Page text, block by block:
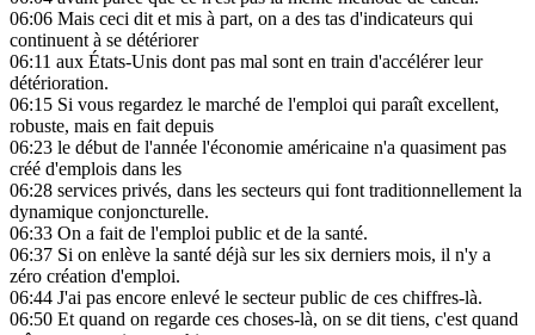
06:06 Mais ceci dit et mis à part, on a des tas d'indicateurs qui
continuent à se détériorer
06:11 aux États-Unis dont pas mal sont en train d'accélérer leur
détérioration.
06:15 Si vous regardez le marché de l'emploi qui paraît excellent,
robuste, mais en fait depuis
06:23 le début de l'année l'économie américaine n'a quasiment pas
créé d'emplois dans les
06:28 services privés, dans les secteurs qui font traditionnellement la
dynamique conjoncturelle.
06:33 On a fait de l'emploi public et de la santé.
06:37 Si on enlève la santé déjà sur les six derniers mois, il n'y a
zéro création d'emploi.
06:44 J'ai pas encore enlevé le secteur public de ces chiffres-là.
06:50 Et quand on regarde ces choses-là, on se dit tiens, c'est quand